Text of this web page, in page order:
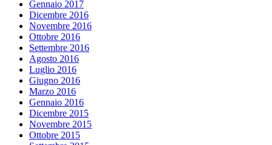
Gennaio 2017
Dicembre 2016
Novembre 2016
Ottobre 2016
Settembre 2016
Agosto 2016
Luglio 2016
Giugno 2016
Marzo 2016
Gennaio 2016
Dicembre 2015
Novembre 2015
Ottobre 2015